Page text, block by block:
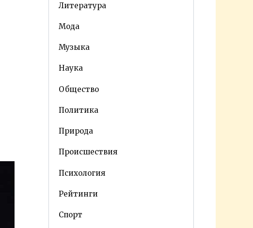
Литература
Мода
Музыка
Наука
Общество
Политика
Природа
Происшествия
Психология
Рейтинги
Спорт